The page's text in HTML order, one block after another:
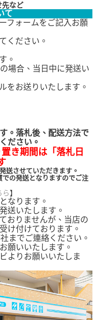
先など
て
フォームをご記入お願
ください。
。
場合、当日中に発送い
をお送りいたします。
。落札後、配送方法で
ださい。
き期間は「落札日
送させていただきます。
の発送となりますのでご注
ら】
なります。
送いたします。
おりませんが、当店の
け付けております。
までご連絡ください。
願いいたします。
よりお願いいたしま